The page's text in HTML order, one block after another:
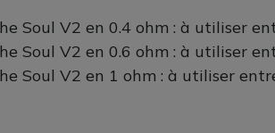
Soul V2 en 0.4 ohm : à utiliser
Soul V2 en 0.6 ohm : à utiliser
Soul V2 en 1 ohm : à utiliser